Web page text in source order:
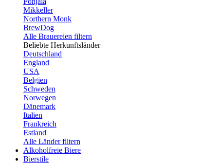
Mikkeller
Northern Monk
BrewDog
Alle Brauereien filtern
Beliebte Herkunftsländer
Deutschland
England
USA
Belgien
Schweden
Norwegen
Dänemark
Italien
Frankreich
Estland
Alle Länder filtern
Alkoholfreie Biere
Bierstile